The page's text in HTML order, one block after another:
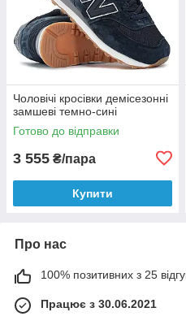
Чоловічі кросівки демісезонні
замшеві темно-сині
Готово до відправки
3 555 ₴/пара
Купити
Про нас
100% позитивних з 25
Працює з 30.06.2021